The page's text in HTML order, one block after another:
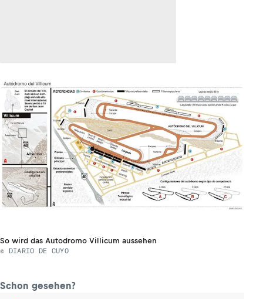
So wird das Autodromo Villicum aussehen
© DIARIO DE CUYO
Schon gesehen?